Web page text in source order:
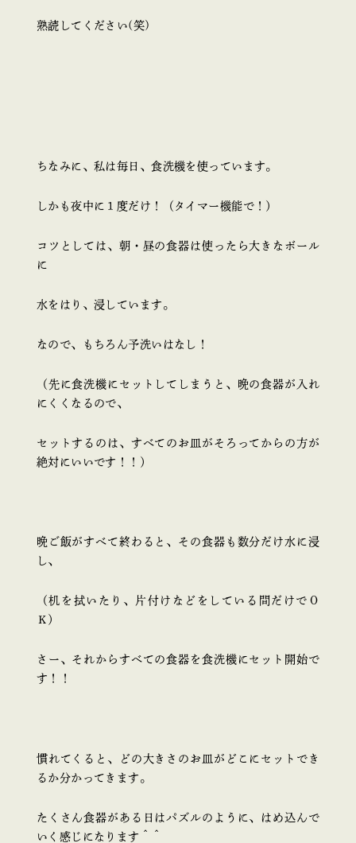
熟読してください(笑)
ちなみに、私は毎日、食洗機を使っています。
しかも夜中に１度だけ！（タイマー機能で！）
コツとしては、朝・昼の食器は使ったら大きなボール
に
水をはり、浸しています。
なので、もちろん予洗いはなし！
（先に食洗機にセットしてしまうと、晩の食器が入れ
にくくなるので、
セットするのは、すべてのお皿がそろってからの方が
絶対にいいです！！）
晩ご飯がすべて終わると、その食器も数分だけ水に浸
し、
（机を拭いたり、片付けなどをしている間だけでＯ
Ｋ）
さー、それからすべての食器を食洗機にセット開始で
す！！
慣れてくると、どの大きさのお皿がどこにセットでき
るか分かってきます。
たくさん食器がある日はパズルのように、はめ込んで
いく感じになります＾＾